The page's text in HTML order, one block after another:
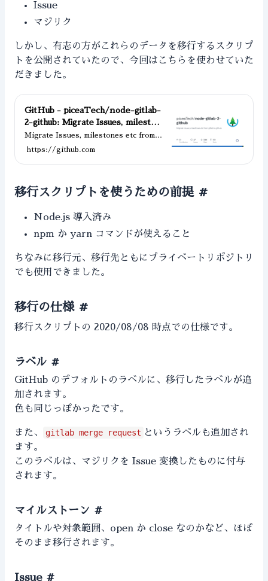
Issue
マジリク
しかし、有志の方がこれらのデータを移行するスクリプ
トを公開されていたので、今回はこちらを使わせていた
だきました。
GitHub - piceaTech/node-gitlab-
2-github: Migrate Issues, mileston
es etc from gitlab to github
Migrate Issues, milestones etc from g
itlab to github - piceaTech/node-gitl
ab-2-github
https://github.com
移行スクリプトを使うための前提 #
Node.js 導入済み
npm か yarn コマンドが使えること
ちなみに移行元、移行先ともにプライベートリポジトリ
でも使用できました。
移行の仕様 #
移行スクリプトの 2020/08/08 時点での仕様です。
ラベル #
GitHub のデフォルトのラベルに、移行したラベルが追
加されます。
色も同じっぽかったです。
また、 gitlab merge request というラベルも追加され
ます。
このラベルは、マジリクを Issue 変換したものに付与
されます。
マイルストーン #
タイトルや対象範囲、open か close なのかなど、ほぼ
そのまま移行されます。
Issue #